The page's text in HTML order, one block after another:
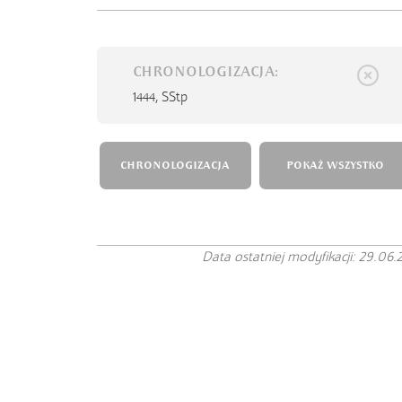
CHRONOLOGIZACJA:
1444, SStp
CHRONOLOGIZACJA POKAŻ WSZYSTKO
Data ostatniej modyfikacji: